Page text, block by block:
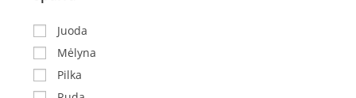
Juoda
Mėlyna
Pilka